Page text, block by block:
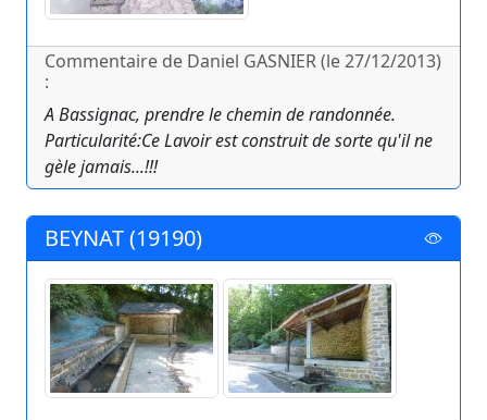
Commentaire de Daniel GASNIER (le 27/12/2013)
:
A Bassignac, prendre le chemin de randonnée.
Particularité:Ce Lavoir est construit de sorte qu'il ne
gèle jamais...!!!
BEYNAT (19190)